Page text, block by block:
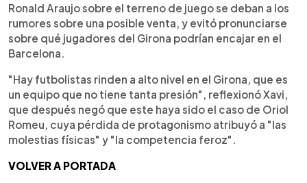
Ronald Araujo sobre el terreno de juego se deban a los
rumores sobre una posible venta, y evitó pronunciarse
sobre qué jugadores del Girona podrían encajar en el
Barcelona.
"Hay futbolistas rinden a alto nivel en el Girona, que es
un equipo que no tiene tanta presión", reflexionó Xavi,
que después negó que este haya sido el caso de Oriol
Romeu, cuya pérdida de protagonismo atribuyó a "las
molestias físicas" y "la competencia feroz".
VOLVER A PORTADA